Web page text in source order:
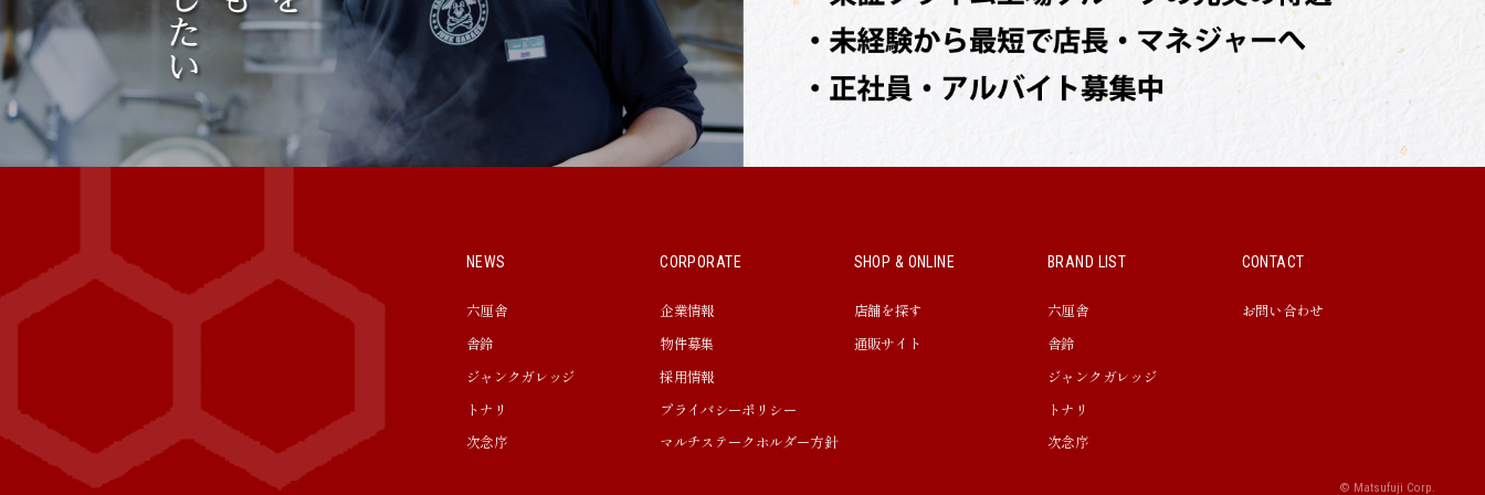
NEWS
六厘舎
舎鈴
ジャンクガレッジ
トナリ
次念序
CORPORATE
企業情報
物件募集
採用情報
プライバシーポリシー
マルチステークホルダー方針
SHOP & ONLINE
店舗を探す
通販サイト
BRAND LIST
六厘舎
舎鈴
ジャンクガレッジ
トナリ
次念序
CONTACT
お問い合わせ
© Matsufuji Corp.